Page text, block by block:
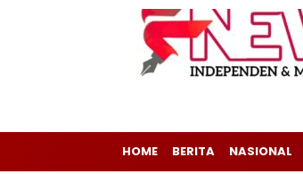
HOME BERITA NASIONAL